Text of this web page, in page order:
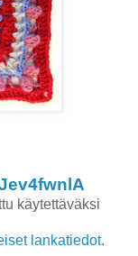
käytettäväksi
lankatiedot.